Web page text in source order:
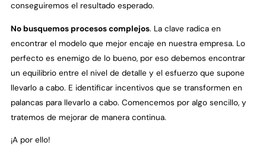
conseguiremos el resultado esperado.
No busquemos procesos complejos. La clave radica en
encontrar el modelo que mejor encaje en nuestra empresa. Lo
perfecto es enemigo de lo bueno, por eso debemos encontrar
un equilibrio entre el nivel de detalle y el esfuerzo que supone
llevarlo a cabo. E identificar incentivos que se transformen en
palancas para llevarlo a cabo. Comencemos por algo sencillo, y
tratemos de mejorar de manera continua.
¡A por ello!